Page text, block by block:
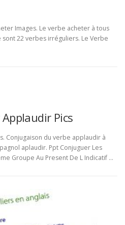
Images. Le verbe acheter à tous
22 verbes irréguliers. Le Verbe
Pics
Conjugaison du verbe applaudir à
aplaudir. Ppt Conjuguer Les
Groupe Au Present De L Indicatif …